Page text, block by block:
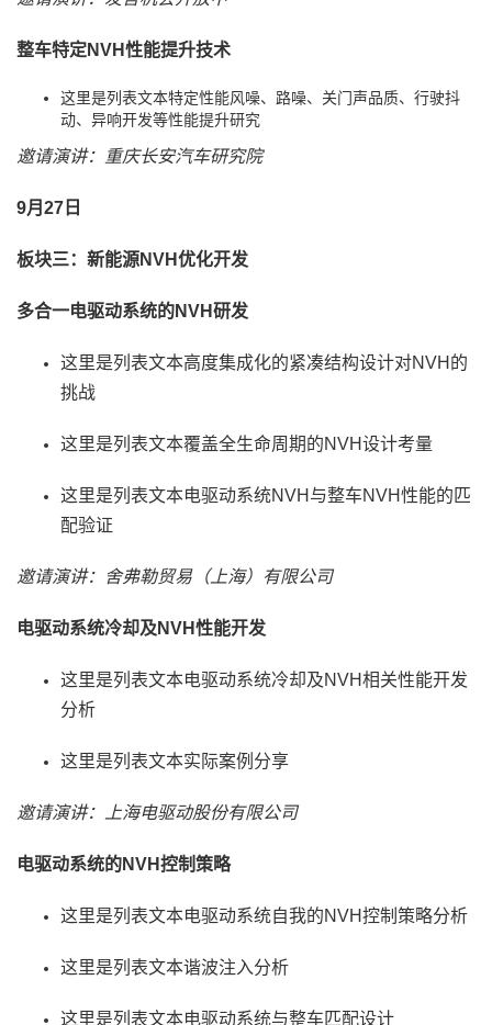
整车特定NVH性能提升技术
这里是列表文本特定性能风噪、路噪、关门声品质、行驶抖
动、异响开发等性能提升研究
邀请演讲：重庆长安汽车研究院
9月27日
板块三：新能源NVH优化开发
多合一电驱动系统的NVH研发
这里是列表文本高度集成化的紧凑结构设计对NVH的
挑战
这里是列表文本覆盖全生命周期的NVH设计考量
这里是列表文本电驱动系统NVH与整车NVH性能的匹
配验证
邀请演讲：舍弗勒贸易（上海）有限公司
电驱动系统冷却及NVH性能开发
这里是列表文本电驱动系统冷却及NVH相关性能开发
分析
这里是列表文本实际案例分享
邀请演讲：上海电驱动股份有限公司
电驱动系统的NVH控制策略
这里是列表文本电驱动系统自我的NVH控制策略分析
这里是列表文本谐波注入分析
这里是列表文本电驱动系统与整车匹配设计